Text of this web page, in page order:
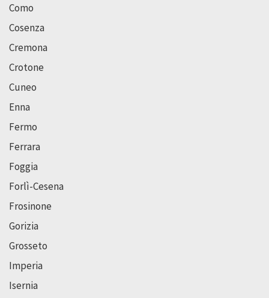
Como
Cosenza
Cremona
Crotone
Cuneo
Enna
Fermo
Ferrara
Foggia
Forlì-Cesena
Frosinone
Gorizia
Grosseto
Imperia
Isernia